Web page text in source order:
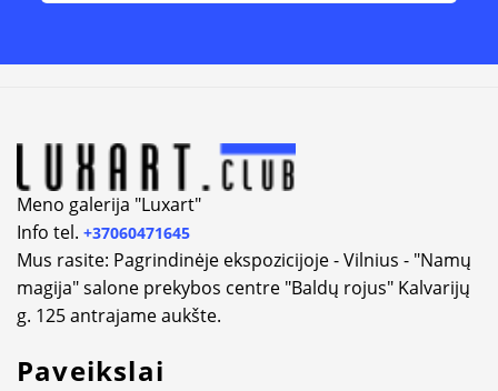
Meno galerija "Luxart"
Info tel. +37060471645
Mus rasite: Pagrindinėje ekspozicijoje - Vilnius - "Namų
magija" salone prekybos centre "Baldų rojus" Kalvarijų
g. 125 antrajame aukšte.
Paveikslai